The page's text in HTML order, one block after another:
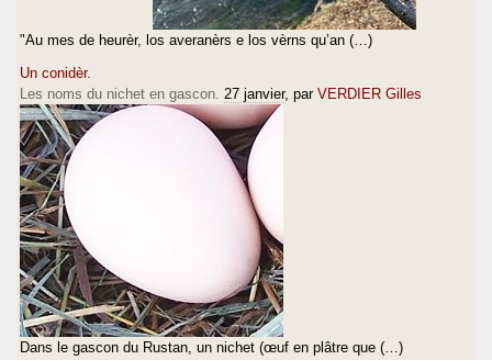
"Au mes de heurèr, los averanèrs e los vèrns qu’an (…)
Un conidèr.
Les noms du nichet en gascon. 27 janvier, par VERDIER Gilles
Dans le gascon du Rustan, un nichet (œuf en plâtre que (…)